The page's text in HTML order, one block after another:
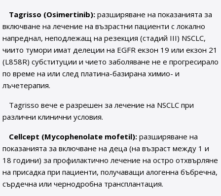
Tagrisso (Osimertinib): разширяване на показанията за
включване на лечение на възрастни пациенти с локално
напреднал, неподлежащ на резекция (стадий III) NSCLC,
чиито тумори имат делеции на EGFR екзон 19 или екзон 21
(L858R) субституции и чието заболяване не е прогресирало
по време на или след платина-базирана химио- и
лъчетерапия.
Tagrisso вече е разрешен за лечение на NSCLC при
различни клинични условия.
Cellcept (Mycophenolate mofetil): разширяване на
показанията за включване на деца (на възраст между 1 и
18 години) за профилактично лечение на остро отхвърляне
на присадка при пациенти, получаващи алогенна бъбречна,
сърдечна или чернодробна трансплантация.